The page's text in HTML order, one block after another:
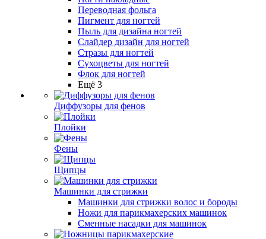
Переводная фольга
Пигмент для ногтей
Пыль для дизайна ногтей
Слайдер дизайн для ногтей
Стразы для ногтей
Сухоцветы для ногтей
Флок для ногтей
Ещё 3
Диффузоры для фенов
Плойки
Фены
Щипцы
Машинки для стрижки
Машинки для стрижки волос и бороды
Ножи для парикмахерских машинок
Сменные насадки для машинок